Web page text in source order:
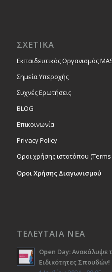
ΣΧΕΤΙΚΑ
Εκπαιδευτικός Οργανισμός
Σημεία Υπεροχής
Συχνές Ερωτήσεις
BLOG
Επικοινωνία
Privacy Policy
Όροι χρήσης ιστοτόπου
Όροι Χρήσης Διαγωνισμού
ΤΕΛΕΥΤΑΙΑ ΝΕΑ
Open Day: Ανακάλυψε
Ειδικότητες Σπουδών!